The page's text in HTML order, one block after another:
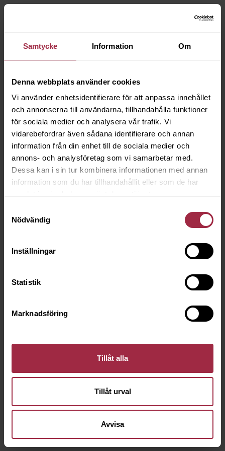
Samtycke Information Om
Denna webbplats använder cookies
Vi använder enhetsidentifierare för att anpassa innehållet
och annonserna till användarna, tillhandahålla funktioner
för sociala medier och analysera vår trafik. Vi
vidarebefordrar även sådana identifierare och annan
information från din enhet till de sociala medier och
annons- och analysföretag som vi samarbetar med.
Dessa kan i sin tur kombinera informationen med annan
information som du har tillhandahållit eller som de har
Nödvändig
Inställningar
Statistik
Marknadsföring
Tillåt alla
Tillåt urval
Avvisa